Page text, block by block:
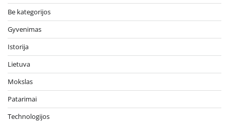
Be kategorijos
Gyvenimas
Istorija
Lietuva
Mokslas
Patarimai
Technologijos